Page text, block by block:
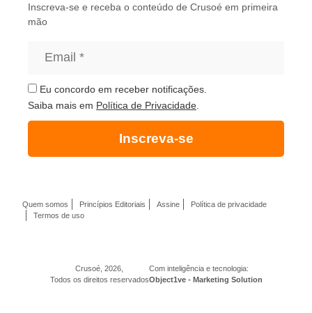
Inscreva-se e receba o conteúdo de Crusoé em primeira
mão
Eu concordo em receber notificações.
Saiba mais em Política de Privacidade
Inscreva-se
Crusoé, 2026,
Todos os direitos reservados
Com inteligência e tecnologia:
Object1ve - Marketing Solution
Quem somos Princípios Editoriais Assine
Política de privacidade
Termos de uso